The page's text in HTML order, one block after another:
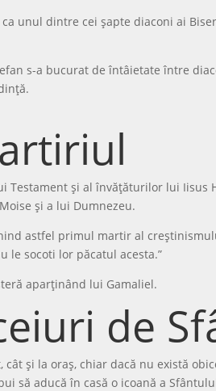
unul dintre cei șapte diaconi ai
s-a bucurat de întâietate între
Testament și al învățăturilor lui
și a lui Dumnezeu.
astfel primul martir al
le socoti lor păcatul acesta.”
aparținând lui Gamaliel.
de
și la oraș, chiar dacă nu există
să aducă în casă o icoană a